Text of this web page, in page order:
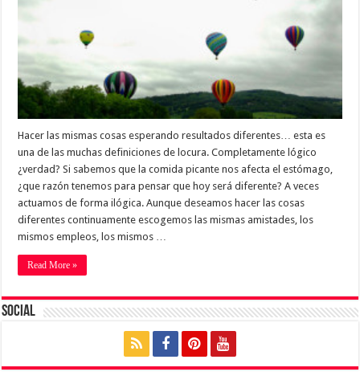
Hacer las mismas cosas esperando resultados diferentes… esta es
una de las muchas definiciones de locura. Completamente lógico
¿verdad? Si sabemos que la comida picante nos afecta el estómago,
¿que razón tenemos para pensar que hoy será diferente? A veces
actuamos de forma ilógica. Aunque deseamos hacer las cosas
diferentes continuamente escogemos las mismas amistades, los
mismos empleos, los mismos …
Read More »
Social